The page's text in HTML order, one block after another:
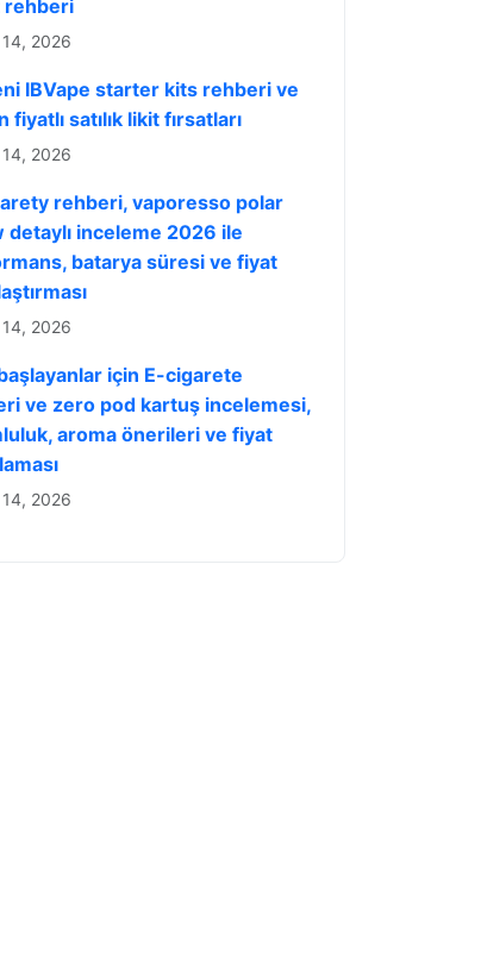
rehberi
2026
IBVape starter kits rehberi ve
fiyatlı satılık likit fırsatları
2026
rehberi, vaporesso polar
detaylı inceleme 2026 ile
batarya süresi ve fiyat
2026
için E-cigarete
ve zero pod kartuş incelemesi,
aroma önerileri ve fiyat
2026